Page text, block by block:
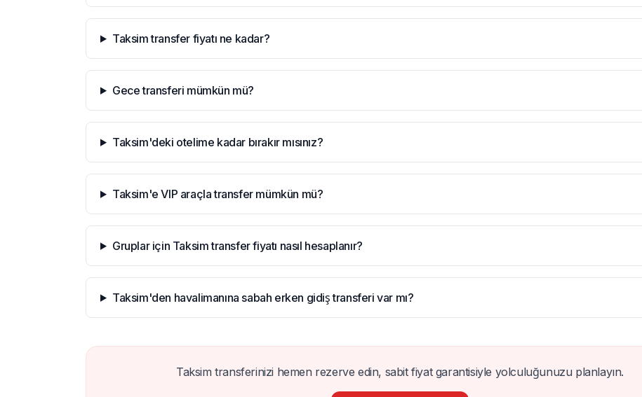
Taksim transfer fiyatı ne kadar?
Gece transferi mümkün mü?
Taksim'deki otelime kadar bırakır mısınız?
Taksim'e VIP araçla transfer mümkün mü?
Gruplar için Taksim transfer fiyatı nasıl hesaplanır?
Taksim'den havalimanına sabah erken gidiş transferi var mı?
Taksim transferinizi hemen rezerve edin, sabit fiyat garantisiyle yolculuğunuzu planlayın.